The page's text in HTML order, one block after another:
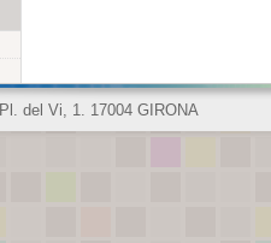
Pl. del Vi, 1. 17004 GIRONA